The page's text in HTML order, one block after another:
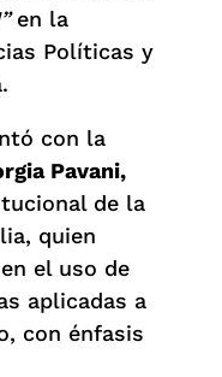
en la
Políticas y
con la
Pavani,
de la
quien
en el uso de
aplicadas a
con énfasis